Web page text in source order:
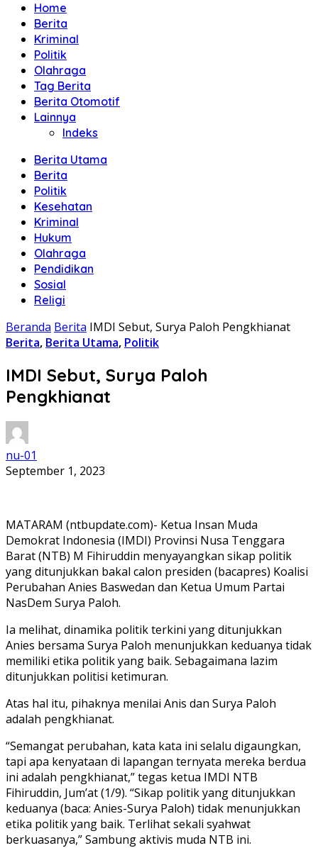
Home
Berita
Kriminal
Politik
Olahraga
Tag Berita
Berita Otomotif
Lainnya
Indeks
Berita Utama
Berita
Politik
Kesehatan
Kriminal
Hukum
Olahraga
Pendidikan
Sosial
Religi
Beranda Berita IMDI Sebut, Surya Paloh Pengkhianat
Berita, Berita Utama, Politik
IMDI Sebut, Surya Paloh
Pengkhianat
nu-01
September 1, 2023
MATARAM (ntbupdate.com)- Ketua Insan Muda
Demokrat Indonesia (IMDI) Provinsi Nusa Tenggara
Barat (NTB) M Fihiruddin menyayangkan sikap politik
yang ditunjukkan bakal calon presiden (bacapres) Koalisi
Perubahan Anies Baswedan dan Ketua Umum Partai
NasDem Surya Paloh.
Ia melihat, dinamika politik terkini yang ditunjukkan
Anies bersama Surya Paloh menunjukkan keduanya tidak
memiliki etika politik yang baik. Sebagaimana lazim
ditunjukkan politisi ketimuran.
Atas hal itu, pihaknya menilai Anis dan Surya Paloh
adalah pengkhianat.
“Semangat perubahan, kata kata ini selalu digaungkan,
tapi apa kenyataan di lapangan ternyata mereka berdua
ini adalah pengkhianat,” tegas ketua IMDI NTB
Fihiruddin, Jum’at (1/9). “Sikap politik yang ditunjukkan
keduanya (baca: Anies-Surya Paloh) tidak menunjukkan
etika politik yang baik. Terlihat sekali syahwat
berkuasanya,” Sambung aktivis muda NTB ini.